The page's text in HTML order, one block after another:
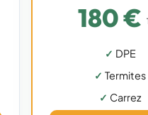
180 €
DPE
Termites
Carrez